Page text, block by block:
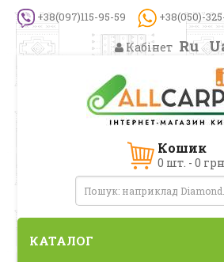
+38(097)115-95-59 +38(050)-
Кабінет Ru
Кошик
0 шт. - 0
КАТАЛОГ